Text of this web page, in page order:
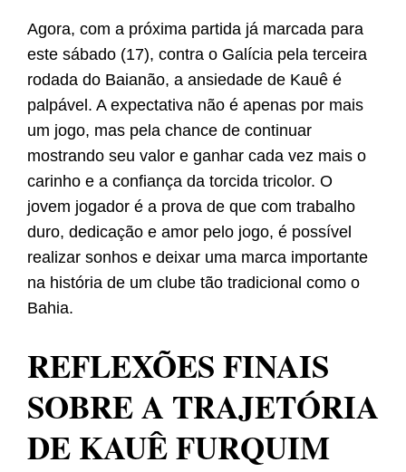
Agora, com a próxima partida já marcada para
este sábado (17), contra o Galícia pela terceira
rodada do Baianão, a ansiedade de Kauê é
palpável. A expectativa não é apenas por mais
um jogo, mas pela chance de continuar
mostrando seu valor e ganhar cada vez mais o
carinho e a confiança da torcida tricolor. O
jovem jogador é a prova de que com trabalho
duro, dedicação e amor pelo jogo, é possível
realizar sonhos e deixar uma marca importante
na história de um clube tão tradicional como o
Bahia.
REFLEXÕES FINAIS
SOBRE A TRAJETÓRIA
DE KAUÊ FURQUIM